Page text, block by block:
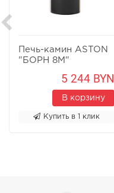
Печь-камин ASTON
"БОРН 8М"
5 244 BYN
В корзину
Купить в 1 клик